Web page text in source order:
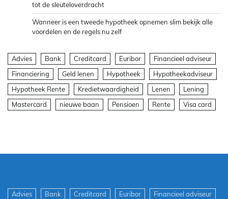
tot de sleuteloverdracht
Wanneer is een tweede hypotheek opnemen slim bekijk alle
voordelen en de regels nu zelf
Advies Bank Creditcard Euribor
Financieel adviseur
Financiering
Geld lenen Hypotheek
Hypotheekadviseur
Hypotheek Rente
Kredietwaardigheid Lenen
Lening
Mastercard
nieuwe baan Pensioen Rente Visa card
Advies Bank Creditcard Euribor
Financieel adviseur